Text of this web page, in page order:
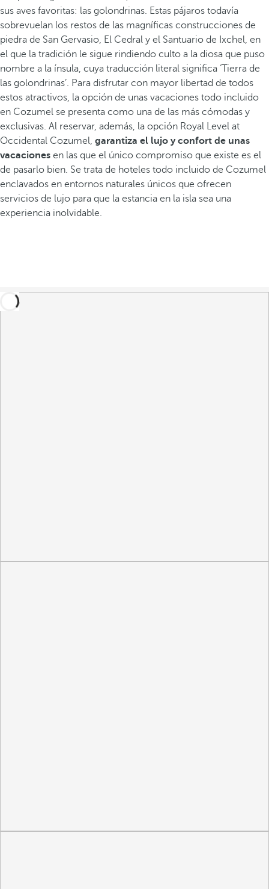
sus aves favoritas: las golondrinas. Estas pájaros todavía
sobrevuelan los restos de las magníficas construcciones de
piedra de San Gervasio, El Cedral y el Santuario de Ixchel, en
el que la tradición le sigue rindiendo culto a la diosa que puso
nombre a la ínsula, cuya traducción literal significa ‘Tierra de
las golondrinas’. Para disfrutar con mayor libertad de todos
estos atractivos, la opción de unas vacaciones todo incluido
en Cozumel se presenta como una de las más cómodas y
exclusivas. Al reservar, además, la opción Royal Level at
Occidental Cozumel, garantiza el lujo y confort de unas
vacaciones en las que el único compromiso que existe es el
de pasarlo bien. Se trata de hoteles todo incluido de Cozumel
enclavados en entornos naturales únicos que ofrecen
servicios de lujo para que la estancia en la isla sea una
experiencia inolvidable.